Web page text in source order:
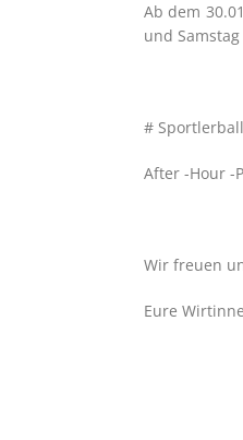
Ab dem
und
#
After -Hour -
Wir freuen
Eure